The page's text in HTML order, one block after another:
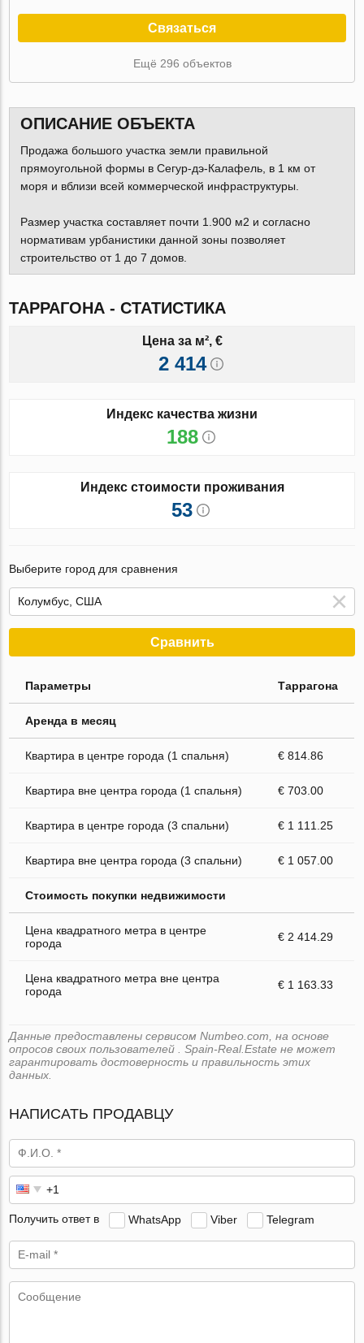
Связаться
Ещё 296 объектов
ОПИСАНИЕ ОБЪЕКТА
Продажа большого участка земли правильной
прямоугольной формы в Сегур-дэ-Калафель, в 1 км от
моря и вблизи всей коммерческой инфраструктуры.
Размер участка составляет почти 1.900 м2 и согласно
нормативам урбанистики данной зоны позволяет
строительство от 1 до 7 домов.
ТАРРАГОНА - СТАТИСТИКА
Цена за м², €
2 414
Индекс качества жизни
188
Индекс стоимости проживания
53
Выберите город для сравнения
Сравнить
Параметры Таррагона
Аренда в месяц
Квартира в центре города (1 спальня) € 814.86
Квартира вне центра города (1 спальня) € 703.00
Квартира в центре города (3 спальни) € 1 111.25
Квартира вне центра города (3 спальни) € 1 057.00
Стоимость покупки недвижимости
Цена квадратного метра в центре
города
€ 2 414.29
Цена квадратного метра вне центра
города
€ 1 163.33
Данные предоставлены сервисом Numbeo.com, на основе
опросов своих пользователей . Spain-Real.Estate не может
гарантировать достоверность и правильность этих
данных.
НАПИСАТЬ ПРОДАВЦУ
Получить ответ в WhatsApp Viber Telegram